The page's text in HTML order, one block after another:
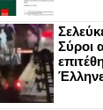
Σύροι